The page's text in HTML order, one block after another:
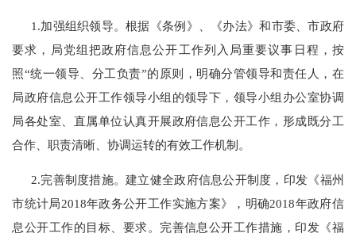
1.加强组织领导。根据 《条例》 《办法》和市委、市政府
要求，局党组把政府信息公开工作列入局重要议事日程，按
照“统一领导、分工负责”的原则，明确分管领导和责任人，在
局政府信息公开工作领导小组的领导下，领导小组办公室协调
局各处室、直属单位认真开展政府信息公开工作，形成既分工
合作 、职责清晰、协调运转的有效工作机制。
2.完善制度措施。建立健全政府信息公开制度，印发《福州
市统计局2018年政务公开工作实施方案》 ，明确2018年政府信
息公开工作的目标、要求。完善信息公开工作措施，印发 《福